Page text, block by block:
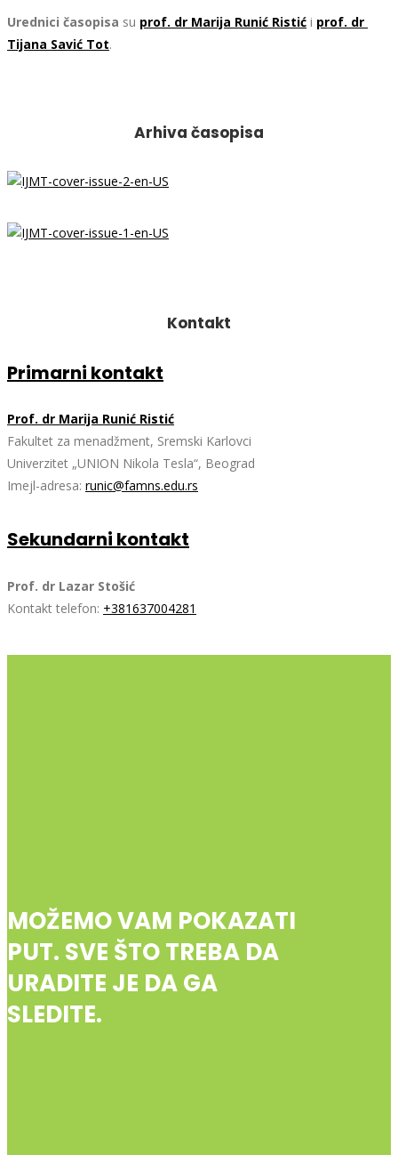
Urednici časopisa su prof. dr Marija Runić Ristić i prof. dr
Tijana Savić Tot.
Arhiva časopisa
Kontakt
Primarni kontakt
Prof. dr Marija Runić Ristić
Fakultet za menadžment, Sremski Karlovci
Univerzitet „UNION Nikola Tesla“, Beograd
Imejl-adresa: runic@famns.edu.rs
Sekundarni kontakt
Prof. dr Lazar Stošić
Kontakt telefon: +381637004281
MOŽEMO VAM POKAZATI
PUT. SVE ŠTO TREBA DA
URADITE JE DA GA
SLEDITE.